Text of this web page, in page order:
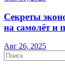
Секреты
на самолёт и
Авг 26, 2025